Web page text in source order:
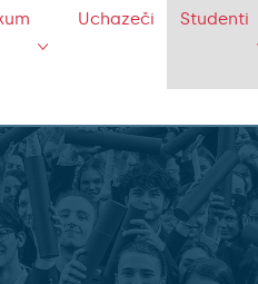
Uchazeči Studenti